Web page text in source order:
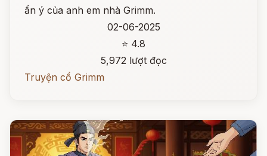
ẩn ý của anh em nhà Grimm.
02-06-2025
⭐ 4.8
5,972 lượt đọc
Truyện cổ Grimm